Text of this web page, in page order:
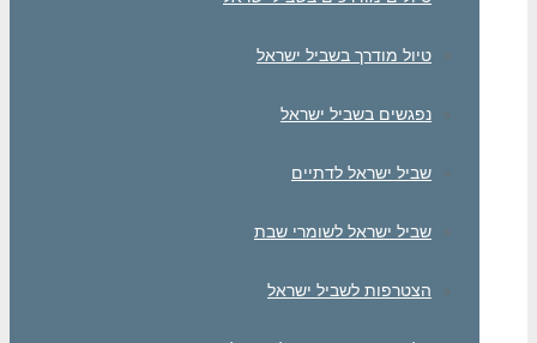
טיול מודרך בשביל ישראל
נפגשים בשביל ישראל
שביל ישראל לדתיים
שביל ישראל לשומרי שבת
הצטרפות לשביל ישראל